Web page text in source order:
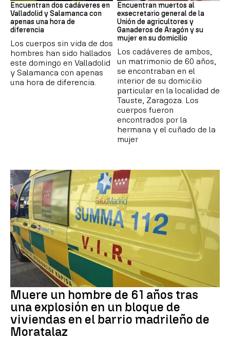
Encuentran dos cadáveres en
Valladolid y Salamanca con
apenas una hora de
diferencia
Los cuerpos sin vida de dos
hombres han sido hallados
este domingo en Valladolid
y Salamanca con apenas
una hora de diferencia.
Encuentran muertos al
exsecretario general de la
Unión de agricultores y
Ganaderos de Aragón y su
mujer en su domicilio
Los cadáveres de ambos,
un matrimonio de 60 años,
se encontraban en el
interior de su domicilio
particular en la localidad de
Tauste, Zaragoza. Los
cuerpos fueron
encontrados por la
hermana y el cuñado de la
mujer
Muere un hombre de 61 años tras
una explosión en un bloque de
viviendas en el barrio madrileño de
Moratalaz